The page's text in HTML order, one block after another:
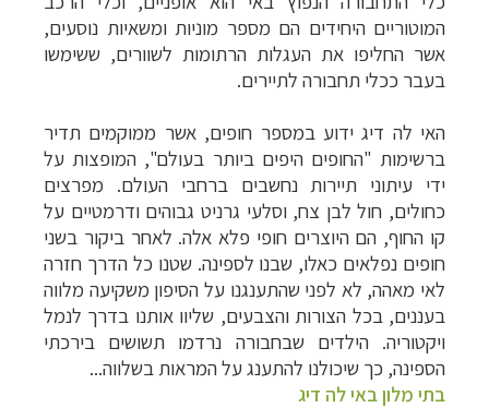
המוטוריים היחידים הם מספר מוניות ומשאיות נוסעים,
אשר החליפו את העגלות הרתומות לשוורים, ששימשו
בעבר ככלי תחבורה לתיירים.
האי לה דיג ידוע במספר חופים, אשר ממוקמים תדיר
ברשימות "החופים היפים ביותר בעולם", המופצות על
ידי עיתוני תיירות נחשבים ברחבי העולם. מפרצים
כחולים, חול לבן צח, וסלעי גרניט גבוהים ודרמטיים על
קו החוף, הם היוצרים חופי פלא אלה. לאחר ביקור בשני
חופים נפלאים כאלו, שבנו לספינה. שטנו כל הדרך חזרה
לאי מאהה, לא לפני שהתענגנו על הסיפון משקיעה מלווה
בעננים, בכל הצורות והצבעים, שליוו אותנו בדרך לנמל
ויקטוריה. הילדים שבחבורה נרדמו תשושים בירכתי
הספינה, כך שיכולנו להתענג על המראות בשלווה...
בתי מלון באי לה דיג